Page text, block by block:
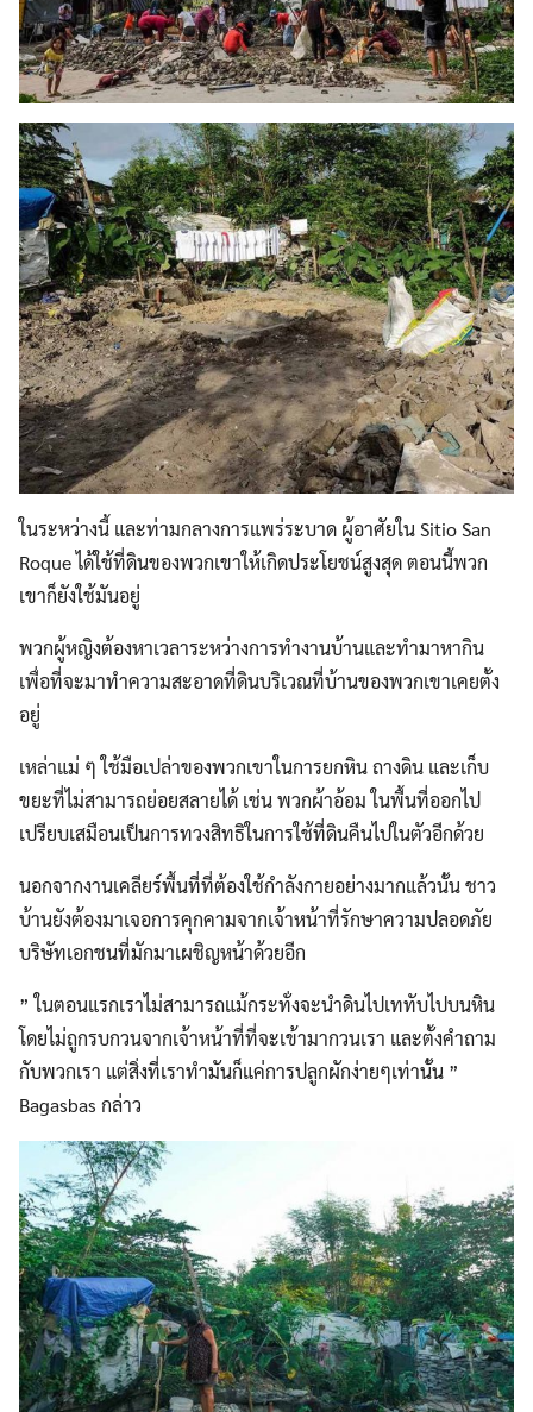
ในระหว่างนี้ และท่ามกลางการแพร่ระบาด ผู้อาศัยใน Sitio San
Roque ได้ใช้ที่ดินของพวกเขาให้เกิดประโยชน์สูงสุด ตอนนี้พวก
เขาก็ยังใช้มันอยู่
พวกผู้หญิงต้องหาเวลาระหว่างการทำงานบ้านและทำมาหากิน
เพื่อที่จะมาทำความสะอาดที่ดินบริเวณที่บ้านของพวกเขาเคยตั้ง
อยู่
เหล่าแม่ ๆ ใช้มือเปล่าของพวกเขาในการยกหิน ถางดิน และเก็บ
ขยะที่ไม่สามารถย่อยสลายได้ เช่น พวกผ้าอ้อม ในพื้นที่ออกไป
เปรียบเสมือนเป็นการทวงสิทธิในการใช้ที่ดินคืนไปในตัวอีกด้วย
นอกจากงานเคลียร์พื้นที่ที่ต้องใช้กำลังกายอย่างมากแล้วนั้น ชาว
บ้านยังต้องมาเจอการคุกคามจากเจ้าหน้าที่รักษาความปลอดภัย
บริษัทเอกชนที่มักมาเผชิญหน้าด้วยอีก
” ในตอนแรกเราไม่สามารถแม้กระทั่งจะนำดินไปเททับไปบนหิน
โดยไม่ถูกรบกวนจากเจ้าหน้าที่ที่จะเข้ามากวนเรา และตั้งคำถาม
กับพวกเรา แต่สิ่งที่เราทำมันก็แค่การปลูกผักง่ายๆเท่านั้น ”
Bagasbas กล่าว